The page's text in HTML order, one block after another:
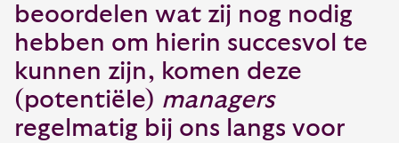
beoordelen wat zij nog nodig
hebben om hierin succesvol te
kunnen zijn, komen deze
(potentiële) managers
regelmatig bij ons langs voor